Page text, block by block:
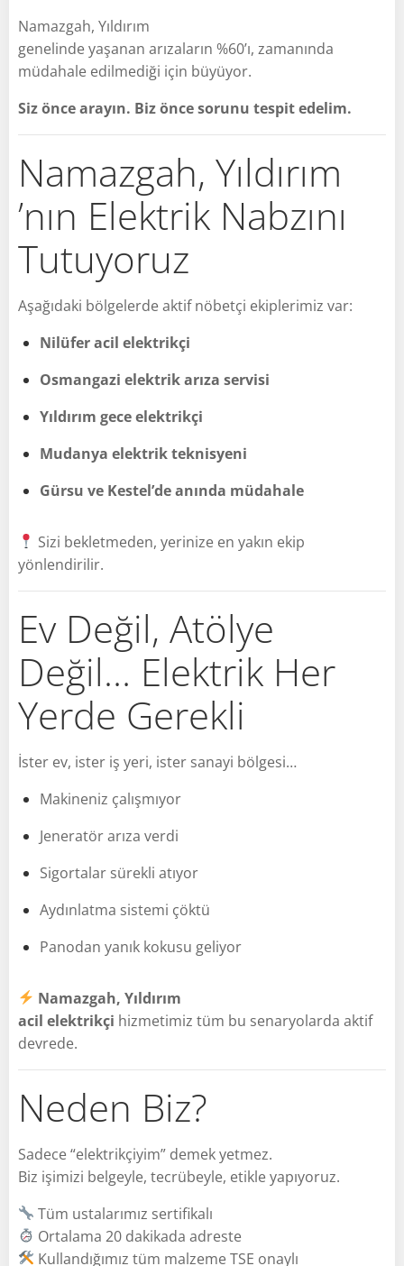
Namazgah, Yıldırım
genelinde yaşanan arızaların %60’ı, zamanında
müdahale edilmediği için büyüyor.
Siz önce arayın. Biz önce sorunu tespit edelim.
Namazgah, Yıldırım
’nın Elektrik Nabzını
Tutuyoruz
Aşağıdaki bölgelerde aktif nöbetçi ekiplerimiz var:
Nilüfer acil elektrikçi
Osmangazi elektrik arıza servisi
Yıldırım gece elektrikçi
Mudanya elektrik teknisyeni
Gürsu ve Kestel’de anında müdahale
Sizi bekletmeden, yerinize en yakın ekip
yönlendirilir.
Ev Değil, Atölye
Değil… Elektrik Her
Yerde Gerekli
İster ev, ister iş yeri, ister sanayi bölgesi…
Makineniz çalışmıyor
Jeneratör arıza verdi
Sigortalar sürekli atıyor
Aydınlatma sistemi çöktü
Panodan yanık kokusu geliyor
Namazgah, Yıldırım
acil elektrikçi hizmetimiz tüm bu senaryolarda aktif
devrede.
Neden Biz?
Sadece “elektrikçiyim” demek yetmez.
Biz işimizi belgeyle, tecrübeyle, etikle yapıyoruz.
Tüm ustalarımız sertifikalı
Ortalama 20 dakikada adreste
Kullandığımız tüm malzeme TSE onaylı